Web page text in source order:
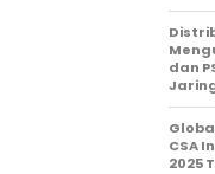
dan
CSA
2025